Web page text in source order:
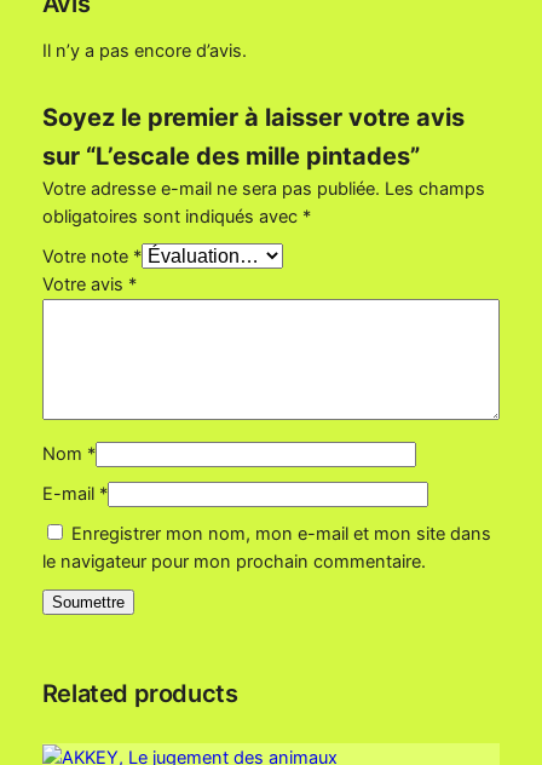
l
p
n
t
a
d
e
s
Il n’y a pas encore d’avis.
Soyez le premier à laisser votre avis
sur “L’escale des mille pintades”
Votre adresse e-mail ne sera pas publiée. Les champs
obligatoires sont indiqués avec *
Votre note *
Votre avis *
Nom *
E-mail *
Enregistrer mon nom, mon e-mail et mon site dans
le navigateur pour mon prochain commentaire.
Related products